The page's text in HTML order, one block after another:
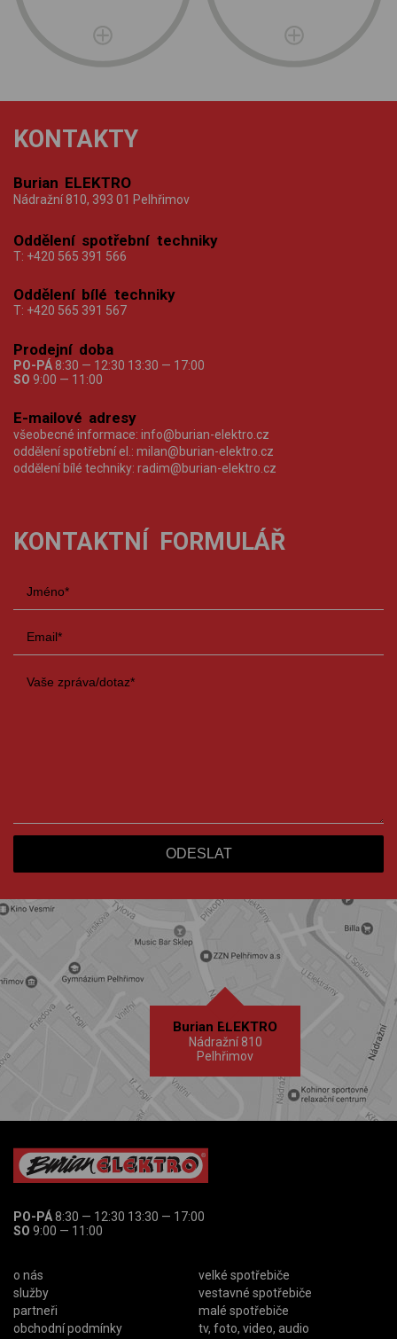
KONTAKTY
Burian ELEKTRO
Nádražní 810, 393 01 Pelhřimov
Oddělení spotřební techniky
T: +420 565 391 566
Oddělení bílé techniky
T: +420 565 391 567
Prodejní doba
PO-PÁ 8:30 — 12:30 13:30 — 17:00
SO 9:00 — 11:00
E-mailové adresy
všeobecné informace: info@burian-elektro.cz
oddělení spotřební el.: milan@burian-elektro.cz
oddělení bílé techniky: radim@burian-elektro.cz
KONTAKTNÍ FORMULÁŘ
Burian ELEKTRO
Nádražní 810
Pelhřimov
PO-PÁ8:30 — 12:30 13:30 — 17:00
SO 9:00 — 11:00
o nás
služby
partneři
obchodní podmínky
velké spotřebiče
vestavné spotřebiče
malé spotřebiče
tv, foto, video, audio